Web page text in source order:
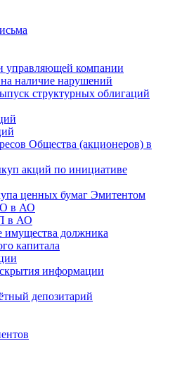
управляющей компании
наличие нарушений
структурных облигаций
Общества (акционеров) в
акций по инициативе
ценных бумаг Эмитентом
в АО
в АО
имущества должника
капитала
информации
депозитарий